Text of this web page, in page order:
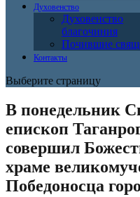
Духовенство
Духовенство
благочиния
Почившие
Контакты
Выберите страницу
В понедельник
епископ
совершил
храме
Победоносца